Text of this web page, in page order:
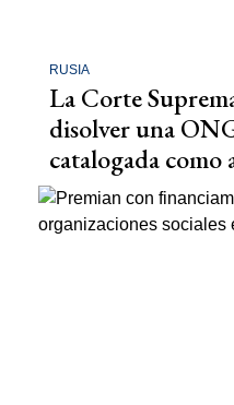
RUSIA
La Corte
disolver una
catalogada